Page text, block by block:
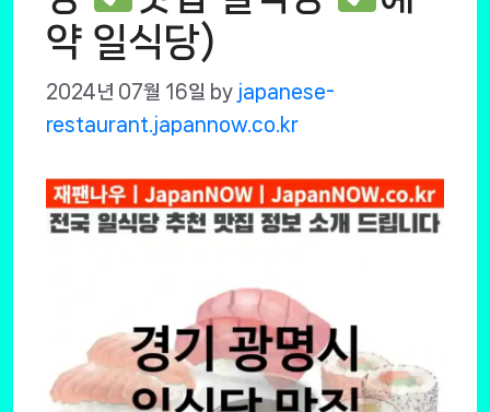
약 일식당)
2024년 07월 16일 by japanese-
restaurant.japannow.co.kr